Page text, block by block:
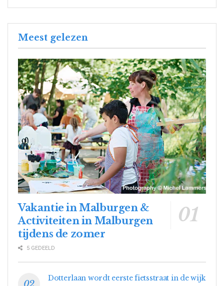
Meest gelezen
Vakantie in Malburgen &
Activiteiten in Malburgen
tijdens de zomer
5 GEDEELD
Dotterlaan wordt eerste fietsstraat in de wijk